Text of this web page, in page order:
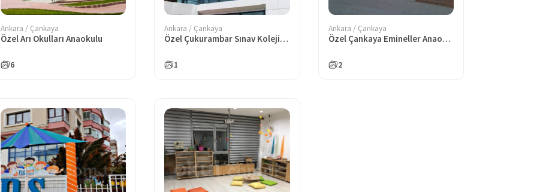
Ankara / Çankaya
Özel Arı Okulları Anaokulu
6
Ankara / Çankaya
Özel Çukurambar Sınav Koleji Anaokulu
1
Ankara / Çankaya
Özel Çankaya Emineller Anaokulu
2